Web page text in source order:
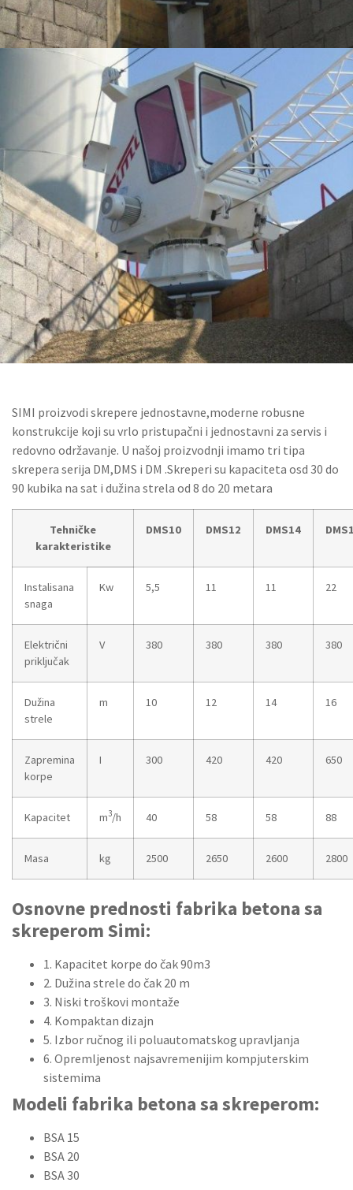
SIMI proizvodi skrepere jednostavne,moderne robusne
konstrukcije koji su vrlo pristupačni i jednostavni za servis i
redovno održavanje. U našoj proizvodnji imamo tri tipa
skrepera serija DM,DMS i DM .Skreperi su kapaciteta osd 30 do
90 kubika na sat i dužina strela od 8 do 20 metara
Tehničke
karakteristike
DMS10 DMS12 DMS14
Instalisana
snaga
Kw 5,5 11 11 22
Električni
priključak
V 380 380 380 380
Dužina
strele
m 10 12 14 16
Zapremina
korpe
I 300 420 420 650
Kapacitet m3/h 40 58 58 88
Masa kg 2500 2650 2600 2800
Osnovne prednosti fabrika betona sa
skreperom Simi:
1. Kapacitet korpe do čak 90m3
2. Dužina strele do čak 20 m
3. Niski troškovi montaže
4. Kompaktan dizajn
5. Izbor ručnog ili poluautomatskog upravljanja
6. Opremljenost najsavremenijim kompjuterskim
sistemima
Modeli fabrika betona sa skreperom:
BSA 15
BSA 20
BSA 30